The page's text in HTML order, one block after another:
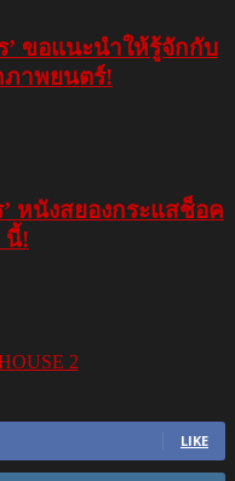
’ ขอแนะนำให้รู้จักกับ
าพยนตร์!
’ หนังสยองกระแสช็อค
นี้!
LIKE